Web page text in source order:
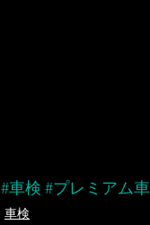
#車検 #プレミアム
車検